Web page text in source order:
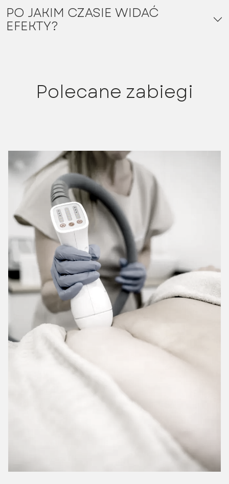
PO JAKIM CZASIE WIDAĆ
EFEKTY?
Polecane zabiegi